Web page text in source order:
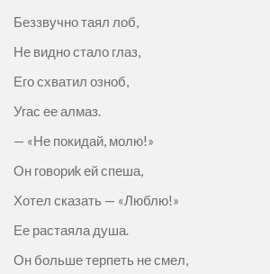
Беззвучно таял лоб,
Не видно стало глаз,
Его схватил озноб,
Угас ее алмаз.
— «Не покидай, молю!»
Он говориk ей спеша,
Хотел сказать — «Люблю!»
Ее растаяла душа.
Он больше терпеть не смел,